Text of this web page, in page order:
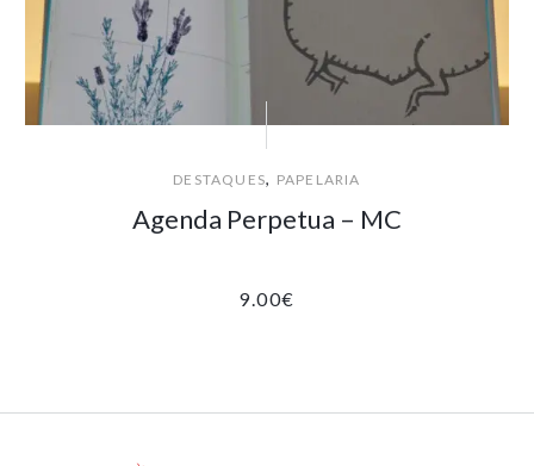
DESTAQUES, PAPELARIA
Agenda Perpetua – MC
9.00€